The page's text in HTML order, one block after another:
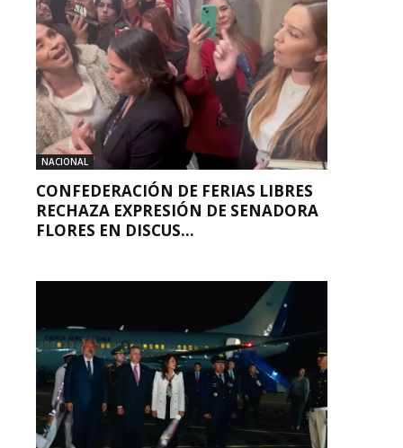
NACIONAL
CONFEDERACIÓN DE FERIAS LIBRES
RECHAZA EXPRESIÓN DE SENADORA
FLORES EN DISCUS...